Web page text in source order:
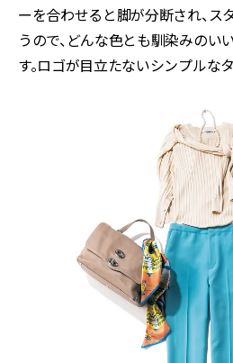
ーを合わせると脚が分断され、ス
うので、どんな色とも馴染みのい
す。ロゴが目立たないシンプルな